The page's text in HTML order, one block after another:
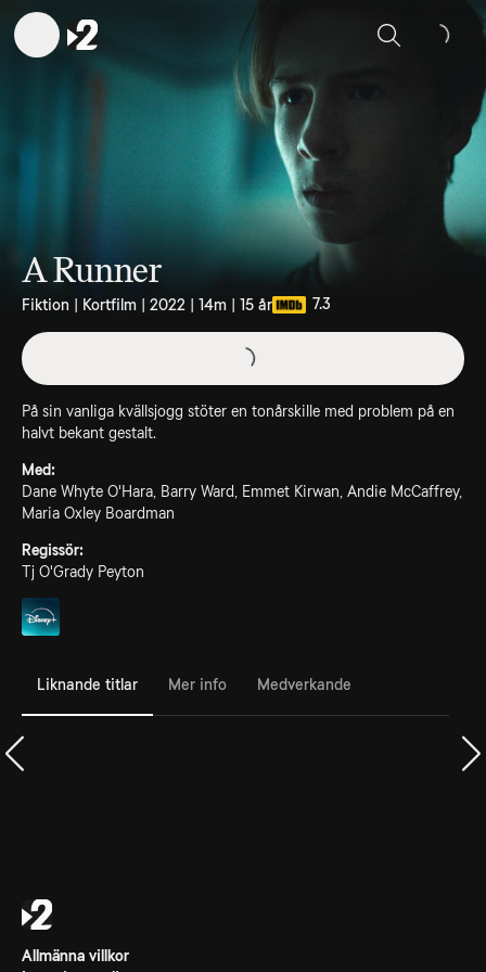
Sök
A Runner
Fiktion | Kortfilm | 2022 | 14m | 15 år 7.3
På sin vanliga kvällsjogg stöter en tonårskille med problem på en
halvt bekant gestalt.
Med:
Dane Whyte O'Hara, Barry Ward, Emmet Kirwan, Andie McCaffrey,
Maria Oxley Boardman
Regissör:
Tj O'Grady Peyton
Liknande titlar Mer info Medverkande
Allmänna villkor